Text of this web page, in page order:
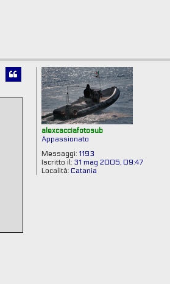
alexcacciafotosub
Appassionato
Messaggi: 1193
Iscritto il: 31 mag 2005, 09:47
Località: Catania